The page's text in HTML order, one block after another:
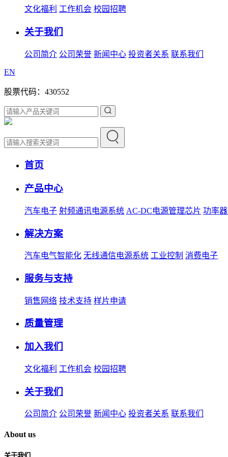
文化福利 工作机会 校园招聘
关于我们
公司简介 公司荣誉 新闻中心 投资者关系 联系我们
EN
股票代码：430552
首页
产品中心
汽车电子 射频通讯电源系统 AC-DC电源管理芯片 功率
解决方案
汽车电气智能化 无线通信电源系统 工业控制 消费电子
服务与支持
销售网络 技术支持 样片申请
质量管理
加入我们
文化福利 工作机会 校园招聘
关于我们
公司简介 公司荣誉 新闻中心 投资者关系 联系我们
About us